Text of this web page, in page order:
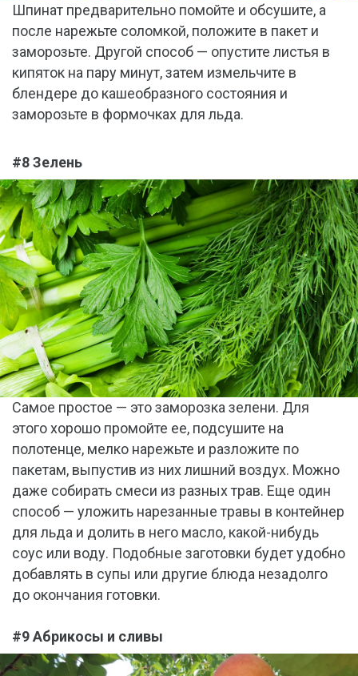
Шпинат предварительно помойте и обсушите, а
после нарежьте соломкой, положите в пакет и
заморозьте. Другой способ — опустите листья в
кипяток на пару минут, затем измельчите в
блендере до кашеобразного состояния и
заморозьте в формочках для льда.
#8 Зелень
Самое простое — это заморозка зелени. Для
этого хорошо промойте ее, подсушите на
полотенце, мелко нарежьте и разложите по
пакетам, выпустив из них лишний воздух. Можно
даже собирать смеси из разных трав. Еще один
способ — уложить нарезанные травы в контейнер
для льда и долить в него масло, какой-нибудь
соус или воду. Подобные заготовки будет удобно
добавлять в супы или другие блюда незадолго
до окончания готовки.
#9 Абрикосы и сливы